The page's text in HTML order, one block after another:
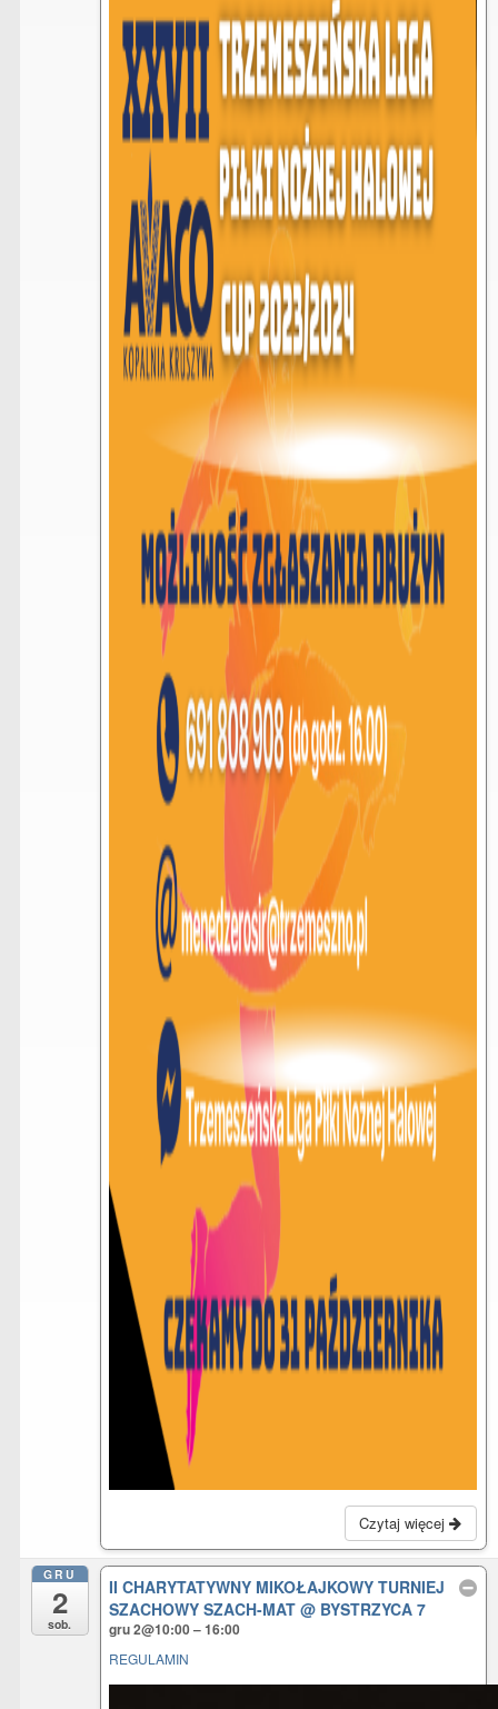
Czytaj więcej
GRU
2
sob.
II CHARYTATYWNY MIKOŁAJKOWY TURNIEJ
SZACHOWY SZACH-MAT@ BYSTRZYCA 7
gru 2@10:00 – 16:00
REGULAMIN